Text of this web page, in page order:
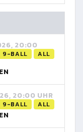
20:00
9-BALL ALL
20:00 UHR
9-BALL ALL